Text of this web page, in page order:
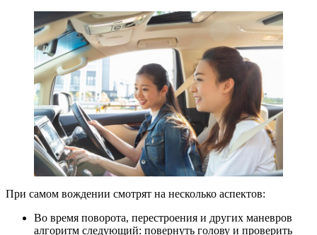
При самом вождении смотрят на несколько аспектов:
Во время поворота, перестроения и других маневров
алгоритм следующий: повернуть голову и проверить